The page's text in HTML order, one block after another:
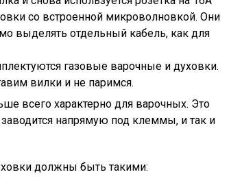
со встроенной микроволновкой. Они
выделять отдельный кабель, как для
газовые варочные и духовки.
вилки и не паримся.
всего характерно для варочных. Это
напрямую под клеммы, и так и
должны быть такими: